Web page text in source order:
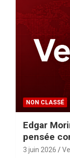
NON CLASSÉ
Edgar
pensée
3 juin 2026